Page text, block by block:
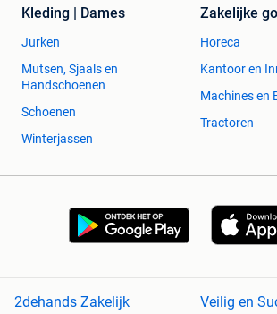
Kleding | Dames
Jurken
Mutsen, Sjaals en
Handschoenen
Schoenen
Winterjassen
Zakelijke
Horeca
Kantoor en
Machines en
Tractoren
2dehands Zakelijk
Veilig en